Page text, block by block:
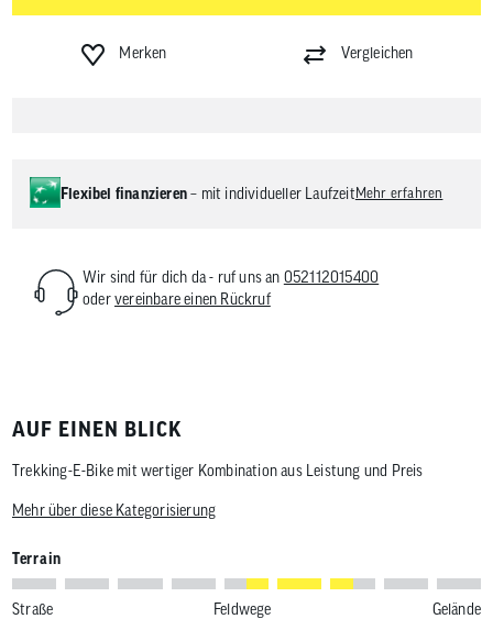
Merken Vergleichen
Flexibel finanzieren– mit individueller Laufzeit Mehr erfahren
Wir sind für dich da - ruf uns an 052112015400
odervereinbare einen Rückruf
AUF EINEN BLICK
Trekking-E-Bike mit wertiger Kombination aus Leistung und Preis
Mehr über diese Kategorisierung
Terrain
Straße Feldwege Gelände